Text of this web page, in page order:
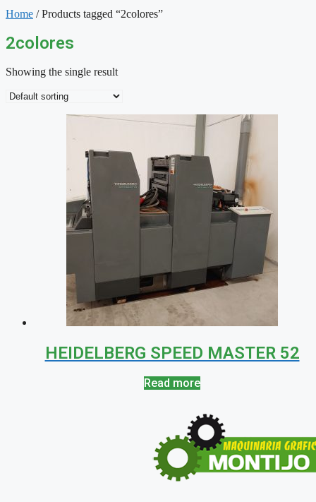
Home / Products tagged “2colores”
2colores
Showing the single result
HEIDELBERG SPEED MASTER 52
Read more